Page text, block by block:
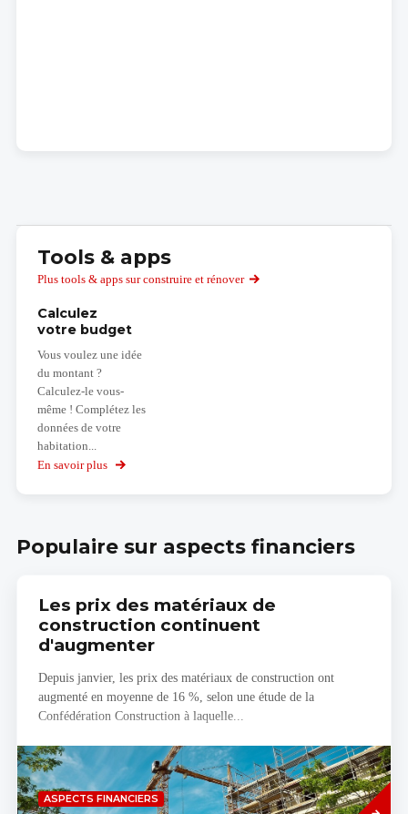
Tools & apps
Plus tools & apps sur construire et rénover
Calculez
votre budget
Vous voulez une idée
du montant ?
Calculez-le vous-
même ! Complétez les
données de votre
habitation...
En savoir plus
sur
Populaire sur aspects financiers
Les prix des matériaux de
construction continuent
d'augmenter
Depuis janvier, les prix des matériaux de construction ont
augmenté en moyenne de 16 %, selon une étude de la
Confédération Construction à laquelle...
ASPECTS FINANCIERS
Savoir
plus